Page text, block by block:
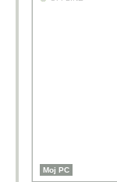
Moj PC